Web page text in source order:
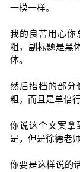
一模一样。
我的良苦用心你
粗，副标题是黑
体。
然后搭档的部分
粗，而且是单倍
你说这个文案拿
是，但是徐德老
你要是这样说的